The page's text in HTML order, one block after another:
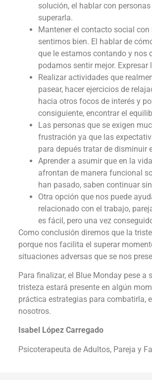
solución, el hablar con
superarla.
Mantener el contacto social
sentirnos bien. El hablar de
que le estamos contando y nos
podamos sentir mejor.
Realizar actividades que
pasear, hacer ejercicios de
hacia otros focos de interés y
consiguiente, encontrar el
Las personas que se exigen
frustración ya que las
para depués tratar de disminuir
Aprender a asumir que en la
afrontan de manera funcional
han pasado, saben continuar
Otra opción que nos puede
relacionado con el trabajo,
es fácil, pero una vez
Como conclusión diremos que la
porque nos facilita el superar
situaciones adversas que se nos
Para finalizar, el Blue Monday pese a
tristeza estará presente en algún
práctica estrategias para combatirla,
nosotros.
Isabel López Carregado
Psicoterapeuta de Adultos, Pareja y